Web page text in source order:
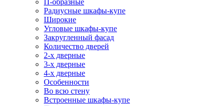
П-образные
Радиусные шкафы-купе
Широкие
Угловые шкафы-купе
Закругленный фасад
Количество дверей
2-х дверные
3-х дверные
4-х дверные
Особенности
Во всю стену
Встроенные шкафы-купе